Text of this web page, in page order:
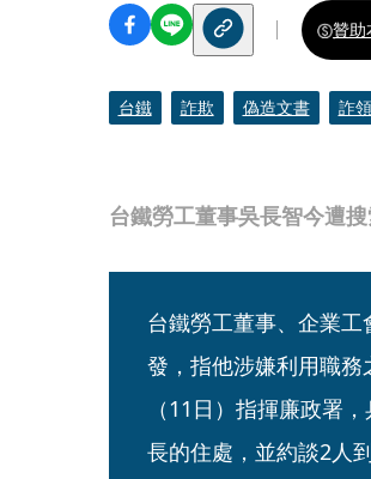
台鐵勞工董事吳長智今遭搜
贊助
台鐵 詐欺 偽造文書 詐領
台鐵勞工董事、企業
發，指他涉嫌利用職
（11日）指揮廉政署
長的住處，並約談2人到